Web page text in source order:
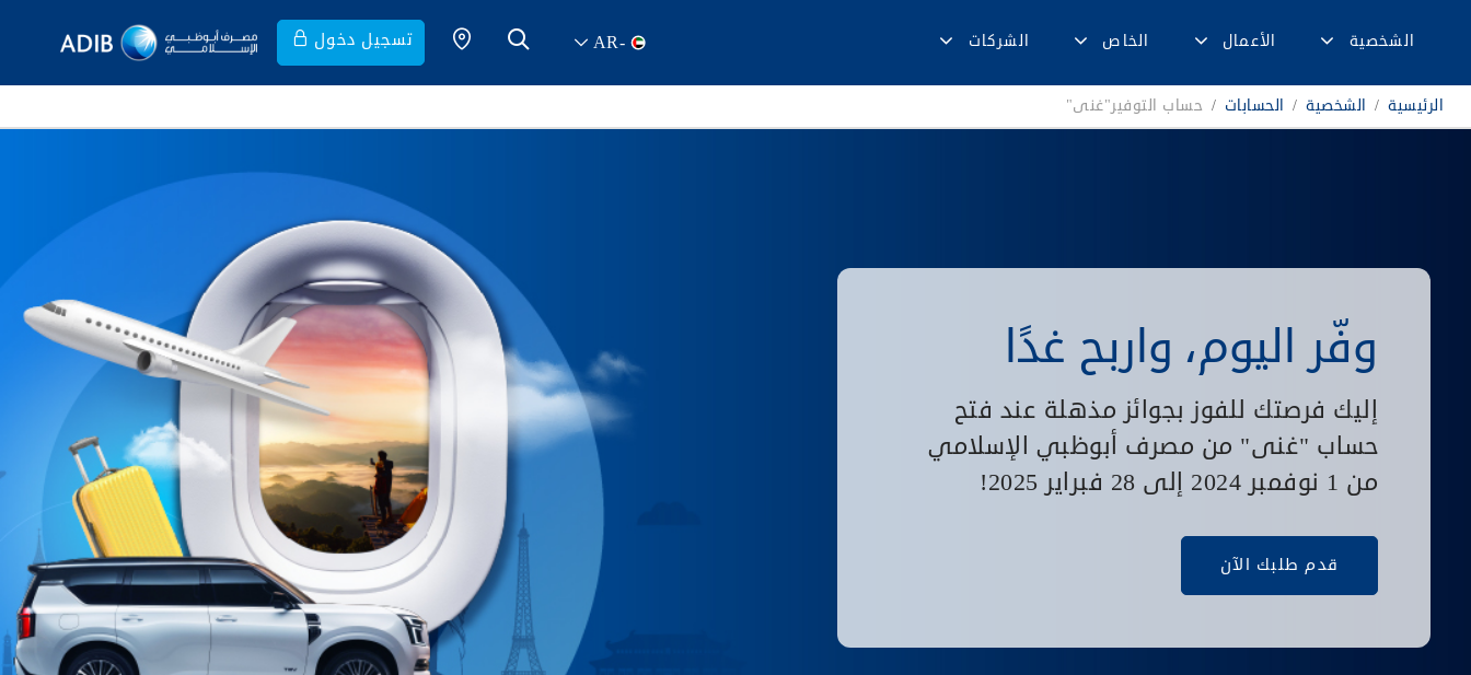
الشخصية الأعمال الخاص الشركات -
AR تسجيل دخول
الرئيسية / الشخصية / الحسابات / حساب التوفير"غنى"
وفّر اليوم، واربح غدًا
إليك فرصتك للفوز بجوائز مذهلة عند فتح
حساب "غنى" من مصرف أبوظبي الإسلامي
من 1 نوفمبر 2024 إلى 28 فبراير 2025!
قدم طلبك الآن